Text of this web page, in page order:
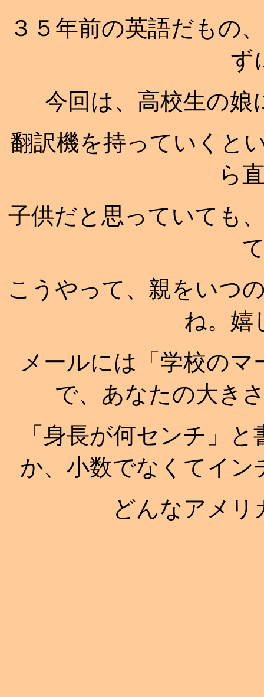
３５年前の英語だもの
ず
今回は、高校生の娘
翻訳機を持っていくと
ら
子供だと思っていても
こうやって、親をいつ
ね。嬉
メールには「学校の
で、あなたの大き
「身長が何センチ」
か、小数でなくてイ
どんなアメリ